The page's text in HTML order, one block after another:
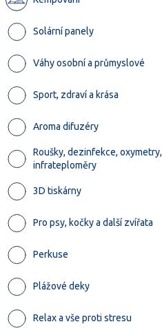
Solární panely
Váhy osobní a průmyslové
Sport, zdraví a krása
Aroma difuzéry
Roušky, dezinfekce, oxymetry,
infrateploměry
3D tiskárny
Pro psy, kočky a další zvířata
Perkuse
Plážové deky
Relax a vše proti stresu